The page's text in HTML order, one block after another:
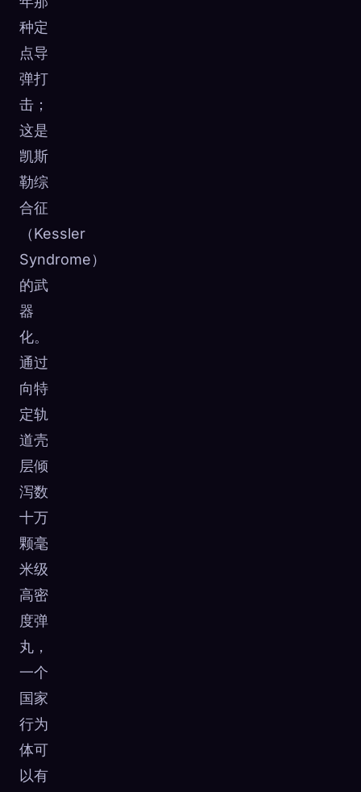
种定
点导
弹打
击；
这是
凯斯
勒综
合征
（Kessler
Syndrome）
的武
器
化。
通过
向特
定轨
道壳
层倾
泻数
十万
颗毫
米级
高密
度弹
丸，
一个
国家
行为
体可
以有